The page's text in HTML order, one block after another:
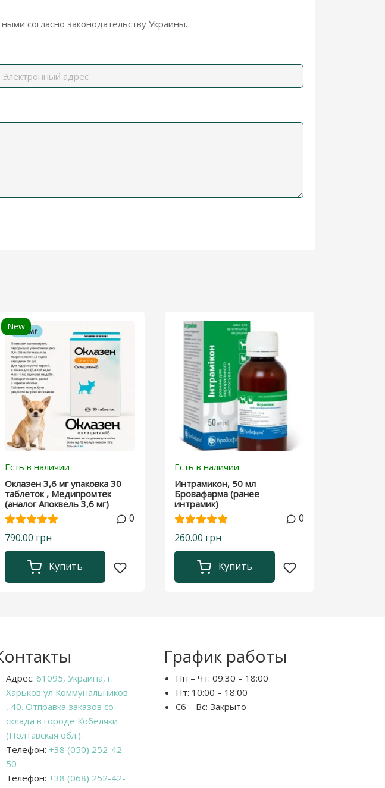
согласно законодательству Украины.
New
Есть в наличии
Оклазен 3,6 мг упаковка 30
таблеток , Медипромтек
(аналог Апоквель 3,6 мг)
0
790.00 грн
Купить
Есть в наличии
Интрамикон, 50 мл
Бровафарма (ранее
интрамик)
0
260.00 грн
Купить
Адрес: 61095, Украина, г.
Харьков ул Коммунальников
, 40. Отправка заказов со
склада в городе Кобеляки
(Полтавская обл.).
Телефон: +38 (050) 252-42-
50
Телефон: +38 (068) 252-42-
График работы
Пн – Чт: 09:30 – 18:00
Пт: 10:00 – 18:00
Сб – Вс: Закрыто